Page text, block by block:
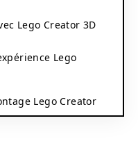
Lego Creator 3D
Lego
Lego Creator